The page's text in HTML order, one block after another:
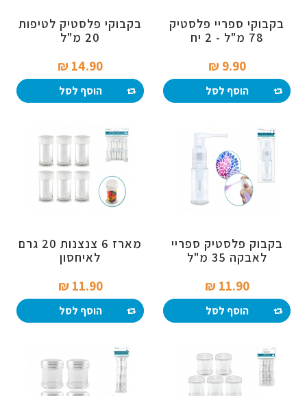
בקבוקי ספריי פלסטיק
78 מ"ל - 2 יח
9.90 ₪‎
הוסף לסל
בקבוקי פלסטיק לטיפות
20 מ"ל
14.90 ₪‎
הוסף לסל
בקבוק פלסטיק ספריי
לאבקה 35 מ"ל
11.90 ₪‎
הוסף לסל
מארז 6 צנצנות 20 גרם
לאיחסון
11.90 ₪‎
הוסף לסל